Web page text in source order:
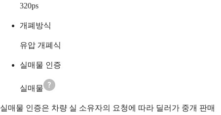
320ps
개폐방식
유압 개폐식
실매물 인증
실매물
실매물 인증은 차량 실 소유자의 요청에 따라 딜러가 중개 판매